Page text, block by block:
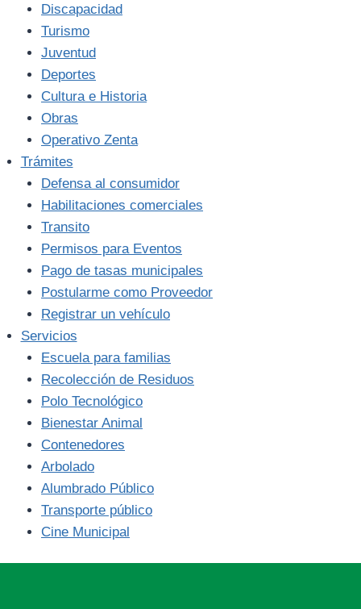
Discapacidad
Turismo
Juventud
Deportes
Cultura e Historia
Obras
Operativo Zenta
Trámites
Defensa al consumidor
Habilitaciones comerciales
Transito
Permisos para Eventos
Pago de tasas municipales
Postularme como Proveedor
Registrar un vehículo
Servicios
Escuela para familias
Recolección de Residuos
Polo Tecnológico
Bienestar Animal
Contenedores
Arbolado
Alumbrado Público
Transporte público
Cine Municipal